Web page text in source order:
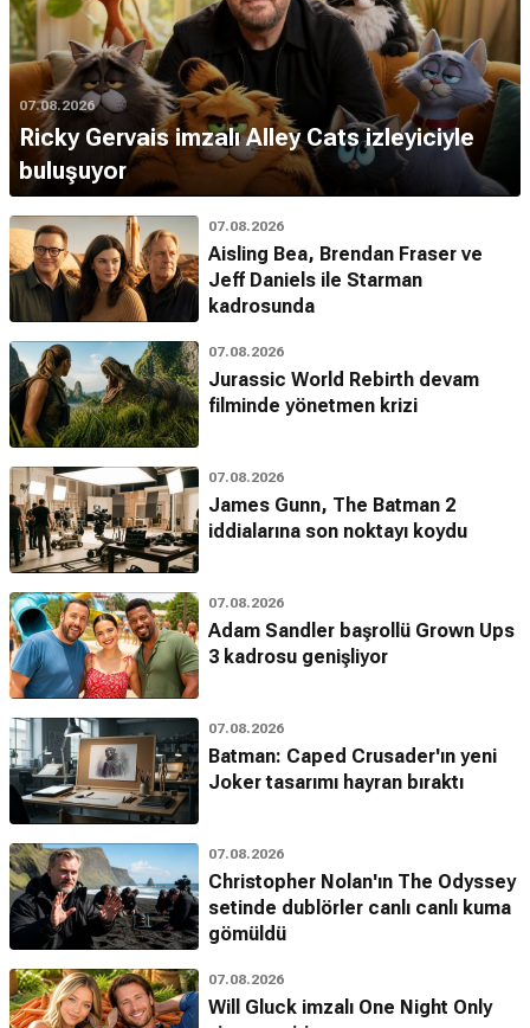
07.08.2026
Ricky Gervais imzalı Alley Cats izleyiciyle
buluşuyor
07.08.2026
Aisling Bea, Brendan Fraser ve
Jeff Daniels ile Starman
kadrosunda
07.08.2026
Jurassic World Rebirth devam
filminde yönetmen krizi
07.08.2026
James Gunn, The Batman 2
iddialarına son noktayı koydu
07.08.2026
Adam Sandler başrollü Grown Ups
3 kadrosu genişliyor
07.08.2026
Batman: Caped Crusader'ın yeni
Joker tasarımı hayran bıraktı
07.08.2026
Christopher Nolan'ın The Odyssey
setinde dublörler canlı canlı kuma
gömüldü
07.08.2026
Will Gluck imzalı One Night Only